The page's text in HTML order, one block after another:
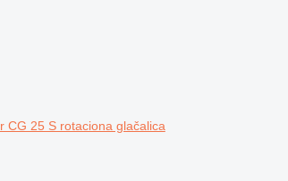
CG 25 S rotaciona glačalica